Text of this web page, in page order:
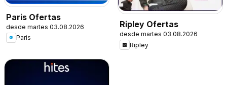
Paris Ofertas
desde martes 03.08.2026
Paris
Ripley Ofertas
desde martes 03.08.2026
Ripley